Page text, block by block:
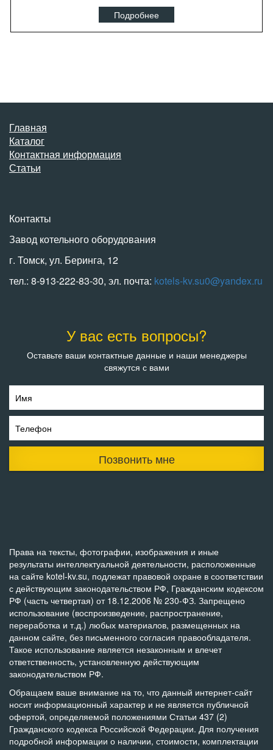
Подробнее
Главная
Каталог
Контактная информация
Статьи
Контакты
Завод котельного оборудования
г. Томск, ул. Беринга, 12
тел.: 8-913-222-83-30, эл. почта: kotels-kv.su0@yandex.ru
У вас есть вопросы?
Оставьте ваши контактные данные и наши менеджеры
свяжутся с вами
Имя
Телефон
Позвонить мне
Права на тексты, фотографии, изображения и иные
результаты интеллектуальной деятельности, расположенные
на сайте kotel-kv.su, подлежат правовой охране в соответствии
с действующим законодательством РФ, Гражданским кодексом
РФ (часть четвертая) от 18.12.2006 № 230-ФЗ. Запрещено
использование (воспроизведение, распространение,
переработка и т.д.) любых материалов, размещенных на
данном сайте, без письменного согласия правообладателя.
Такое использование является незаконным и влечет
ответственность, установленную действующим
законодательством РФ.
Обращаем ваше внимание на то, что данный интернет-сайт
носит информационный характер и не является публичной
офертой, определяемой положениями Статьи 437 (2)
Гражданского кодекса Российской Федерации. Для получения
подробной информации о наличии, стоимости, комплектации